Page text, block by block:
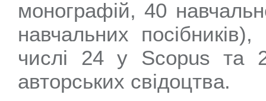
монографій, 40
навчальних
числі 24 у Scopus
авторських свідоцтва.